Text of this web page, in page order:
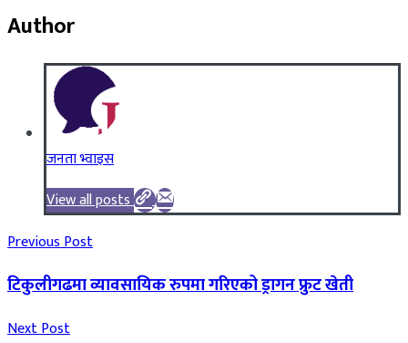
Author
जनता भ्वाइस
View all posts
Previous Post
टिकुलीगढमा व्यावसायिक रुपमा गरिएको ड्रागन फ्रुट खेती
Next Post